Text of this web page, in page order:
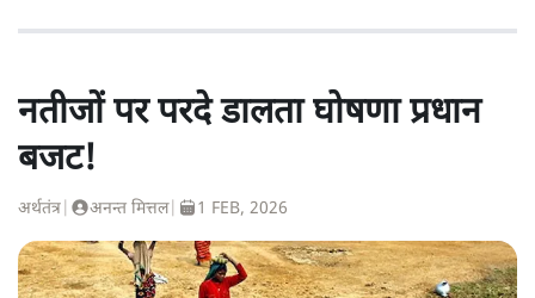
नतीजों पर परदे डालता घोषणा प्रधान
बजट!
अर्थतंत्र अनन्त मित्तल| 1 FEB, 2026